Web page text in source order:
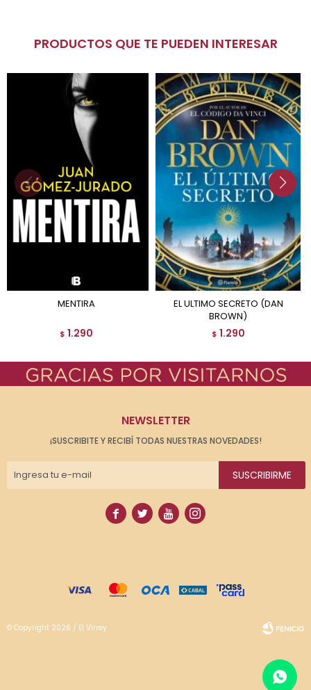
PRODUCTOS QUE TE PUEDEN INTERESAR
MENTIRA
$ 1.290
EL ULTIMO SECRETO (DAN
BROWN)
$ 1.290
NEWSLETTER
¡SUSCRIBITE Y RECIBÍ TODAS NUESTRAS NOVEDADES!
SUSCRIBIRME
   
© Copyright 2026 / El Virrey